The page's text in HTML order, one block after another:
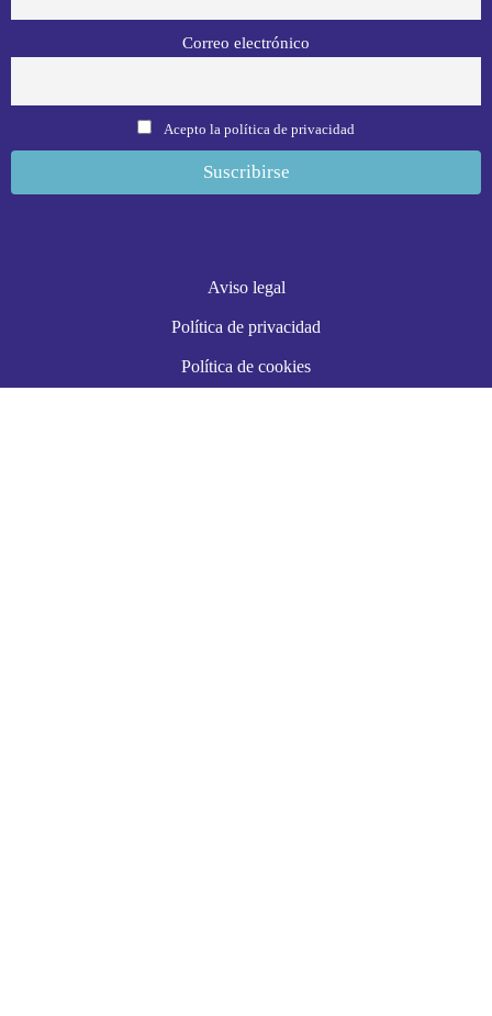
Correo electrónico
Acepto la política de privacidad
Aviso legal
Política de privacidad
Política de cookies